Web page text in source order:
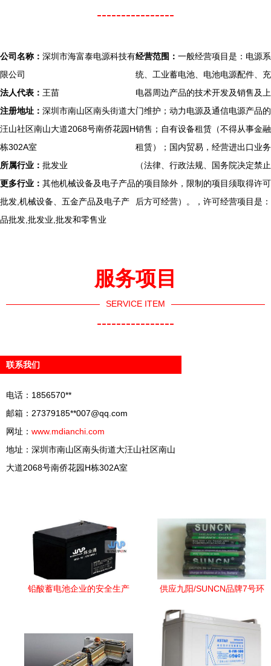
----------------
公司名称： 深圳市海富泰电源科技有
限公司
法人代表： 王苗
注册地址： 深圳市南山区南头街道大
汪山社区南山大道2068号南侨花园H
栋302A室
所属行业： 批发业
更多行业： 其他机械设备及电子产品
批发,机械设备、五金产品及电子产
品批发,批发业,批发和零售业
经营范围： 一般经营项目是：电源系
统、工业蓄电池、电池电源配件、充
电器周边产品的技术开发及销售及上
门维护；动力电源及通信电源产品的
销售；自有设备租赁（不得从事金融
租赁）；国内贸易，经营进出口业务
（法律、行政法规、国务院决定禁止
的项目除外，限制的项目须取得许可
后方可经营）。，许可经营项目是：
服务项目
SERVICE ITEM
----------------
联系我们
电话：1856570**
邮箱：27379185**007@qq.com
网址： www.mdianchi.com
地址：深圳市南山区南头街道大汪山社区南山
大道2068号南侨花园H栋302A室
铅酸蓄电池企业的安全生产
供应九阳/SUNCN品牌7号环
维库电子市场网